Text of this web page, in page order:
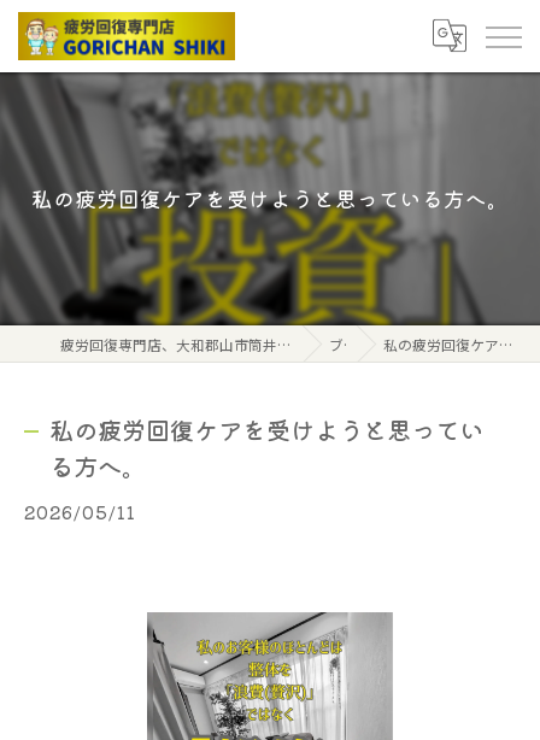
私の疲労回復ケアを受けようと思っている方へ。
疲労回復専門店、大和郡山市筒井駅から北へ2分、ごりちゃん式ボディケアストレッチ ブログ 私の疲労回復ケアを受けようと思っている方へ。
私の疲労回復ケアを受けようと思ってい
る方へ。
2026/05/11